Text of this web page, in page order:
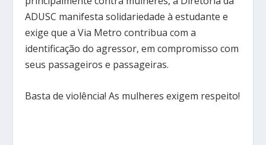
ADUSC manifesta solidariedade à estudante e
exige que a Via Metro contribua com a
identificação do agressor, em compromisso com
seus passageiros e passageiras.
Basta de violência! As mulheres exigem respeito!